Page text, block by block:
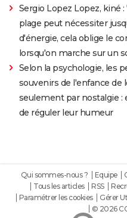
Sergio Lopez Lopez, kiné
plage peut nécessiter
d'énergie, cela oblige le
lorsqu'on marche sur un
Selon la psychologie, les
souvenirs de l'enfance de
seulement par nostalgie :
de réguler leur humeur
Qui sommes-nous ? Equipe
Tous les articles
RSS
Paramétrer les cookies
Gérer
© 2026